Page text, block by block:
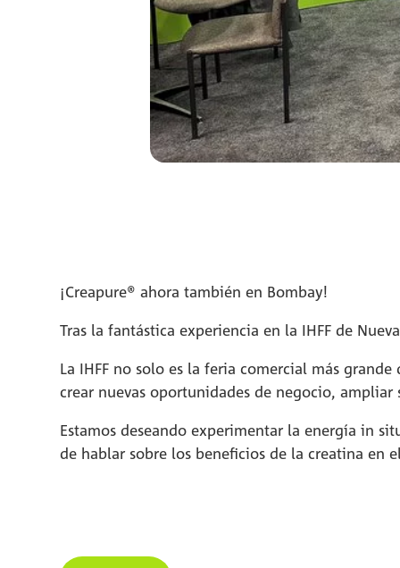
¡Creapure® ahora también en Bombay!
Tras la fantástica experiencia en la IHFF de
La IHFF no solo es la feria comercial más
crear nuevas oportunidades de negocio,
Estamos deseando experimentar la energía in
de hablar sobre los beneficios de la creatina en